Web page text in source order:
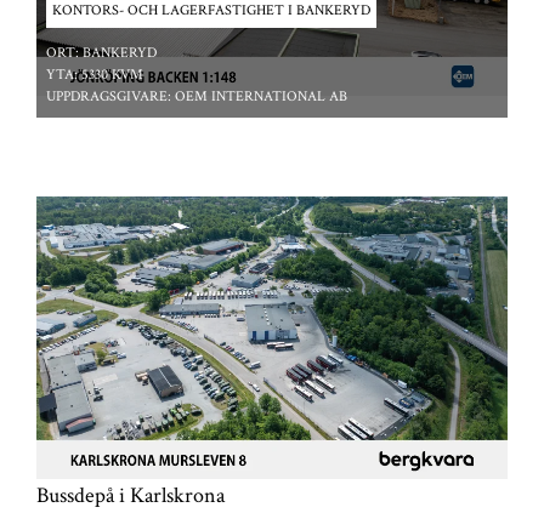
KONTORS- OCH LAGERFASTIGHET I BANKERYD
ORT:BANKERYD
YTA:5330 KVM
UPPDRAGSGIVARE: OEM INTERNATIONAL AB
*/ ?>
Bussdepå i Karlskrona